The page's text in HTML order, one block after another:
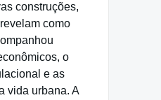
construções,
como
o
e as
vida urbana. A